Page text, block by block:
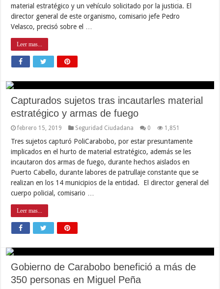
material estratégico y un vehículo solicitado por la justicia. El
director general de este organismo, comisario jefe Pedro
Velasco, precisó sobre el …
Leer mas...
Capturados sujetos tras incautarles material
estratégico y armas de fuego
febrero 15, 2019 Seguridad Ciudadana 0 1,851
Tres sujetos capturó PoliCarabobo, por estar presuntamente
implicados en el hurto de material estratégico, además se les
incautaron dos armas de fuego, durante hechos aislados en
Puerto Cabello, durante labores de patrullaje constante que se
realizan en los 14 municipios de la entidad. El director general del
cuerpo policial, comisario …
Leer mas...
Gobierno de Carabobo benefició a más de
350 personas en Miguel Peña